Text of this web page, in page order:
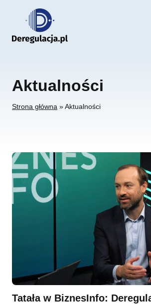
Aktualności
Strona główna »Aktualności
Tatała w BiznesInfo: